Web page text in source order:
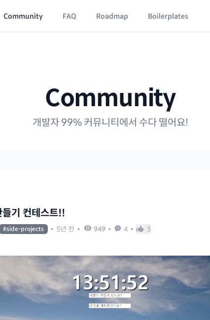
Community FAQ Roadmap Boilerplates
Community
개발자 99% 커뮤니티에서 수다 떨어요!
기 컨테스트!!
#side-projects • 5년 전 • 949 • 4 • 5